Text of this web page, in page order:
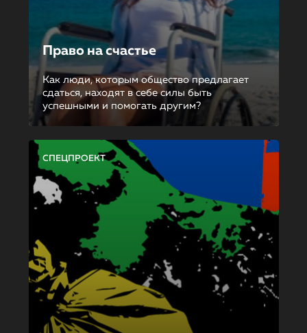
Право на счастье
Как люди, которым общество предлагает
сдаться, находят в себе силы быть
успешными и помогать другим?
СПЕЦПРОЕКТ